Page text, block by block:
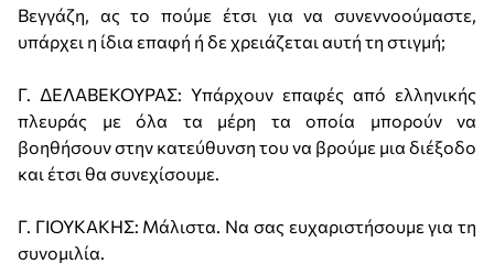
Βεγγάζη, ας το πούμε έτσι για να συνεννοούμαστε,
υπάρχει η ίδια επαφή ή δε χρειάζεται αυτή τη στιγμή;
Γ. ΔΕΛΑΒΕΚΟΥΡΑΣ: Υπάρχουν επαφές από ελληνικής
πλευράς με όλα τα μέρη τα οποία μπορούν να
βοηθήσουν στην κατεύθυνση του να βρούμε μια διέξοδο
και έτσι θα συνεχίσουμε.
Γ. ΓΙΟΥΚΑΚΗΣ: Μάλιστα. Να σας ευχαριστήσουμε για τη
συνομιλία.